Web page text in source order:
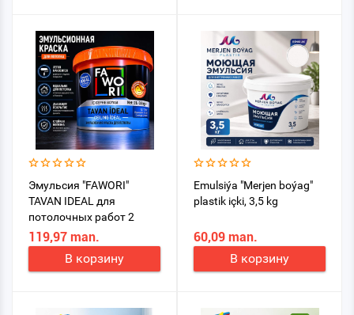
Эмульсия "FAWORI"
TAVAN IDEAL для
потолочных работ 2
L(3.5kg)
119,97 man.
В корзину
Emulsiýa "Merjen boýag"
plastik içki, 3,5 kg
60,09 man.
В корзину